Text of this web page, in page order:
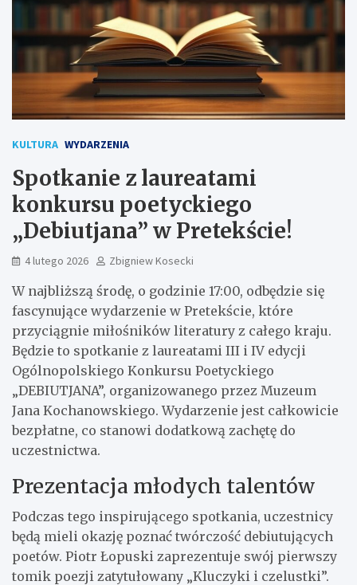
KULTURA WYDARZENIA
Spotkanie z laureatami
konkursu poetyckiego
„Debiutjana” w Pretekście!
4 lutego 2026 Zbigniew Kosecki
W najbliższą środę, o godzinie 17:00, odbędzie się
fascynujące wydarzenie w Pretekście, które
przyciągnie miłośników literatury z całego kraju.
Będzie to spotkanie z laureatami III i IV edycji
Ogólnopolskiego Konkursu Poetyckiego
„DEBIUTJANA”, organizowanego przez Muzeum
Jana Kochanowskiego. Wydarzenie jest całkowicie
bezpłatne, co stanowi dodatkową zachętę do
uczestnictwa.
Prezentacja młodych talentów
Podczas tego inspirującego spotkania, uczestnicy
będą mieli okazję poznać twórczość debiutujących
poetów. Piotr Łopuski zaprezentuje swój pierwszy
tomik poezji zatytułowany „Kluczyki i czelustki”.